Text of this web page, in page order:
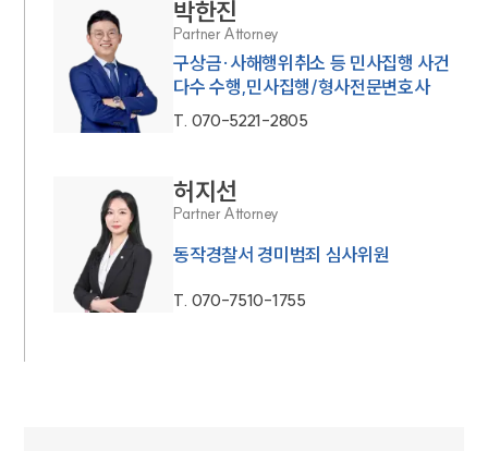
박한진
Partner Attorney
구상금·사해행위취소 등 민사집행 사건
다수 수행,민사집행/형사전문변호사
T. 070-5221-2805
허지선
Partner Attorney
동작경찰서 경미범죄 심사위원
T. 070-7510-1755